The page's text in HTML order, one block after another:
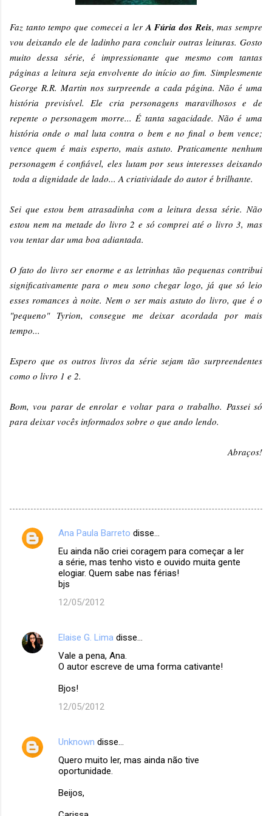
Faz tanto tempo que comecei a ler A Fúria dos Reis, mas sempre
vou deixando ele de ladinho para concluir outras leituras. Gosto
muito dessa série, é impressionante que mesmo com tantas
páginas a leitura seja envolvente do início ao fim. Simplesmente
George R.R. Martin nos surpreende a cada página. Não é uma
história previsível. Ele cria personagens maravilhosos e de
repente o personagem morre... É tanta sagacidade. Não é uma
história onde o mal luta contra o bem e no final o bem vence;
vence quem é mais esperto, mais astuto. Praticamente nenhum
personagem é confiável, eles lutam por seus interesses deixando
toda a dignidade de lado... A criatividade do autor é brilhante.
Sei que estou bem atrasadinha com a leitura dessa série. Não
estou nem na metade do livro 2 e só comprei até o livro 3, mas
vou tentar dar uma boa adiantada.
O fato do livro ser enorme e as letrinhas tão pequenas contribui
significativamente para o meu sono chegar logo, já que só leio
esses romances à noite. Nem o ser mais astuto do livro, que é o
"pequeno" Tyrion, consegue me deixar acordada por mais
tempo...
Espero que os outros livros da série sejam tão surpreendentes
como o livro 1 e 2.
Bom, vou parar de enrolar e voltar para o trabalho. Passei só
para deixar vocês informados sobre o que ando lendo.
Abraços!
C
á
Ana Paula Barreto disse…
Eu ainda não criei coragem para começar a ler
a série, mas tenho visto e ouvido muita gente
elogiar. Quem sabe nas férias!
bjs
12/05/2012
Elaise G. Lima disse…
Vale a pena, Ana.
O autor escreve de uma forma cativante!
Bjos!
12/05/2012
Unknown disse…
Quero muito ler, mas ainda não tive
oportunidade.
Beijos,